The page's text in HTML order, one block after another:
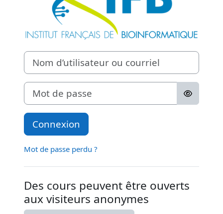
Nom d’utilisateur ou courriel
Mot de passe
Connexion
Mot de passe perdu ?
Des cours peuvent être ouverts
aux visiteurs anonymes